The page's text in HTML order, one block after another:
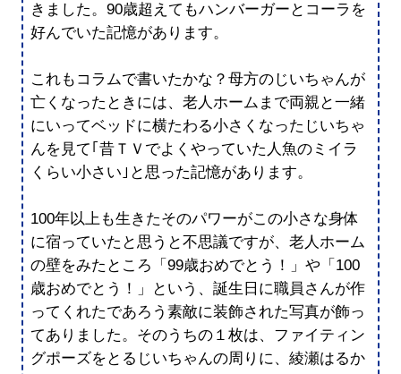
きました。90歳超えてもハンバーガーとコーラを
好んでいた記憶があります。
これもコラムで書いたかな？母方のじいちゃんが
亡くなったときには、老人ホームまで両親と一緒
にいってベッドに横たわる小さくなったじいちゃ
んを見て｢昔ＴＶでよくやっていた人魚のミイラ
くらい小さい｣と思った記憶があります。
100年以上も生きたそのパワーがこの小さな身体
に宿っていたと思うと不思議ですが、老人ホーム
の壁をみたところ「99歳おめでとう！」や「100
歳おめでとう！」という、誕生日に職員さんが作
ってくれたであろう素敵に装飾された写真が飾っ
てありました。そのうちの１枚は、ファイティン
グポーズをとるじいちゃんの周りに、綾瀬はるか